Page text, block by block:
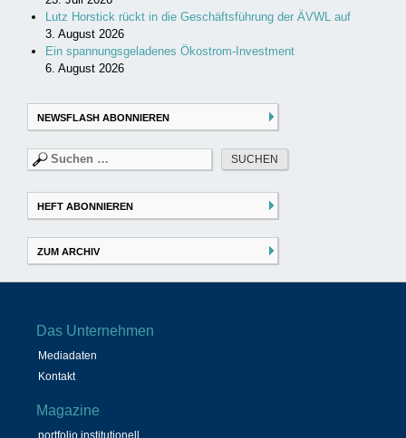
Lutz Horstick rückt in die Geschäftsführung der ÄVWL auf
3. August 2026
Ein spannungsgeladenes Ökostrom-Investment
6. August 2026
NEWSFLASH ABONNIEREN
Suchen
nach:
HEFT ABONNIEREN
ZUM ARCHIV
Das Unternehmen
Mediadaten
Kontakt
Magazine